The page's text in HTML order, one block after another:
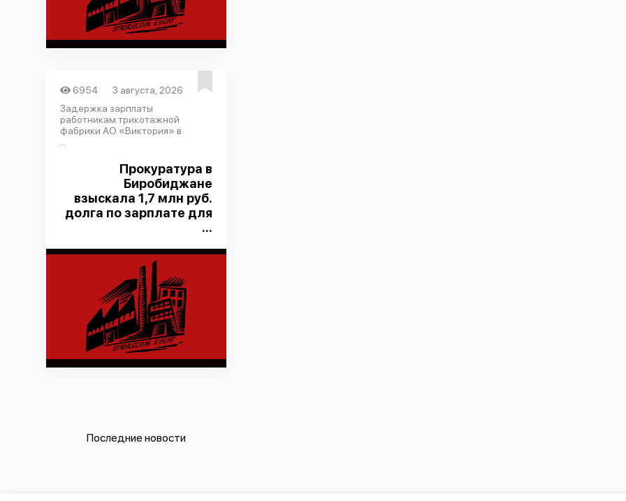
6954
3 августа, 2026
Задержка зарплаты
работникам трикотажной
фабрики АО «Виктория» в
Прокуратура в
Биробиджане
взыскала 1,7 млн руб.
долга по зарплате для
...
Последние новости